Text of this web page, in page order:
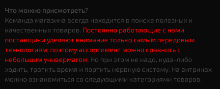
Что можно присмотреть?
Команда магазина всегда находится в поиске полезных и
качественных товаров. Постоянно работающие с нами
поставщики уделяют внимание только самым передовым
технологиям, поэтому ассортимент можно сравнить с
небольшим универмагом. Но при этом не надо, куда-либо
ходить, тратить время и портить нервную систему. На витринах
можно ознакомиться со следующими категориями товаров: